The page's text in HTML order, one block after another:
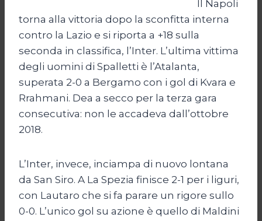
Il Napoli
torna alla vittoria dopo la sconfitta interna
contro la Lazio e si riporta a +18 sulla
seconda in classifica, l’Inter. L’ultima vittima
degli uomini di Spalletti è l’Atalanta,
superata 2-0 a Bergamo con i gol di Kvara e
Rrahmani. Dea a secco per la terza gara
consecutiva: non le accadeva dall’ottobre
2018.
L’Inter, invece, inciampa di nuovo lontana
da San Siro. A La Spezia finisce 2-1 per i liguri,
con Lautaro che si fa parare un rigore sullo
0-0. L’unico gol su azione è quello di Maldini